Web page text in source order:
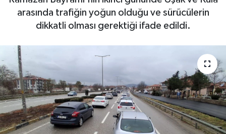
arasında trafiğin yoğun olduğu ve sürücülerin
dikkatli olması gerektiği ifade edildi.